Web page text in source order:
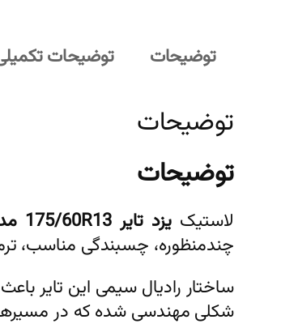
توضیحات
توضیحات
توضیحات
توضیحات
لاستیکیزد تایر 175/60R13 مدل اورانوس
چندمنظوره، چسبندگی مناسب،
ساختار رادیال سیمی این تایر
شکلی مهندسی شده که در